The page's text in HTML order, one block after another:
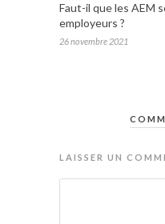
Faut-il que les AEM
employeurs ?
26 novembre 2021
LAISSER UN